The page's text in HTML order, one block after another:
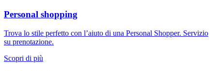
Personal shopping
Trova lo stile perfetto con l’aiuto di una Personal Shopper. Servizio
su prenotazione.
Scopri di più